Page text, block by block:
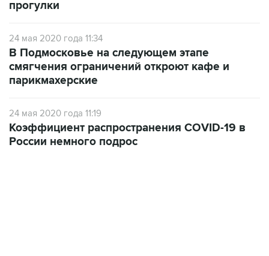
24 мая 2020 года 11:34
смягчения ограничений откроют кафе и
парикмахерские
24 мая 2020 года 11:19
России немного подрос